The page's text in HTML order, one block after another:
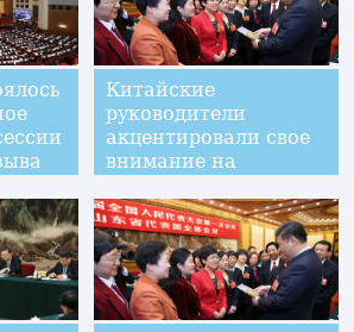
Китайские
руководители
акцентировали свое
внимание на
высококачественном
развитии